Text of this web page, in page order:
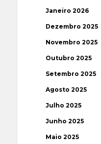
Janeiro 2026
Dezembro 2025
Novembro 2025
Outubro 2025
Setembro 2025
Agosto 2025
Julho 2025
Junho 2025
Maio 2025